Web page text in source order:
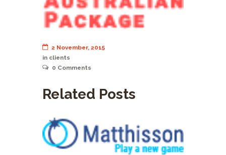
2 November, 2015
in clients
0 Comments
Related Posts